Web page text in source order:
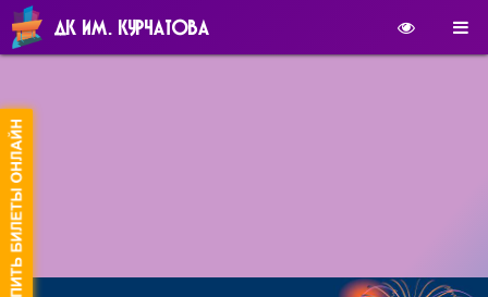
ДК ИМ. КУРЧАТОВА